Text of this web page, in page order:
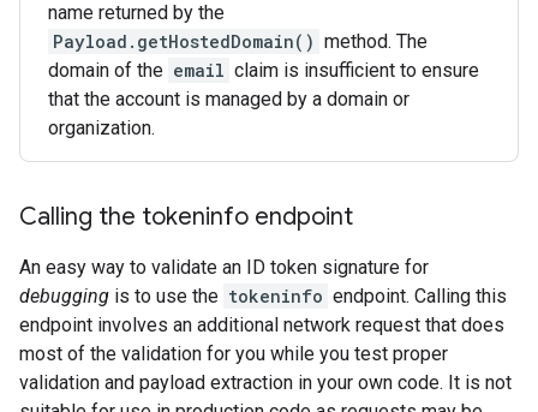
name returned by the
Payload.getHostedDomain() method. The
domain of the email claim is insufficient to ensure
that the account is managed by a domain or
organization.
Calling the tokeninfo endpoint
An easy way to validate an ID token signature for
debugging is to use the tokeninfo endpoint. Calling this
endpoint involves an additional network request that does
most of the validation for you while you test proper
validation and payload extraction in your own code. It is not